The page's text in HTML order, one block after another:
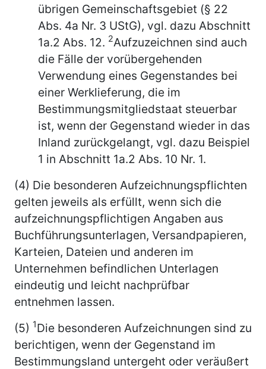
übrigen Gemeinschaftsgebiet (§ 22
Abs. 4a Nr. 3 UStG), vgl. dazu Abschnitt
1a.2 Abs. 12. 2Aufzuzeichnen sind auch
die Fälle der vorübergehenden
Verwendung eines Gegenstandes bei
einer Werklieferung, die im
Bestimmungsmitgliedstaat steuerbar
ist, wenn der Gegenstand wieder in das
Inland zurückgelangt, vgl. dazu Beispiel
1 in Abschnitt 1a.2 Abs. 10 Nr. 1.
(4) Die besonderen Aufzeichnungspflichten
gelten jeweils als erfüllt, wenn sich die
aufzeichnungspflichtigen Angaben aus
Buchführungsunterlagen, Versandpapieren,
Karteien, Dateien und anderen im
Unternehmen befindlichen Unterlagen
eindeutig und leicht nachprüfbar
entnehmen lassen.
(5) 1Die besonderen Aufzeichnungen sind zu
berichtigen, wenn der Gegenstand im
Bestimmungsland untergeht oder veräußert